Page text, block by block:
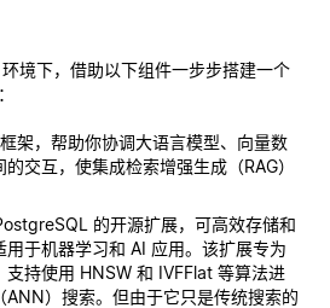
境下，借助以下组件一步步搭建一个
架，帮助你协调大语言模型、向量数
交互，使集成检索增强生成（RAG）
的开源扩展，可高效存储和
于机器学习和 AI 应用。该扩展专为
支持使用 HNSW 和 IVFFlat 等算法进
ANN）搜索。但由于它只是传统搜索的